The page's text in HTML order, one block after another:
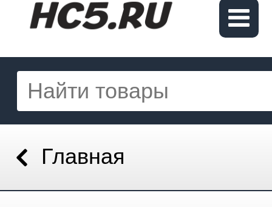
Главная